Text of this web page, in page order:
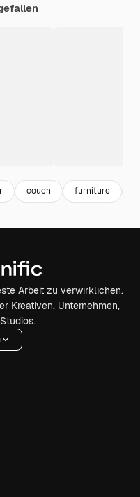
couch furniture
Arbeit zu verwirklichen.
Kreativen, Unternehmen,